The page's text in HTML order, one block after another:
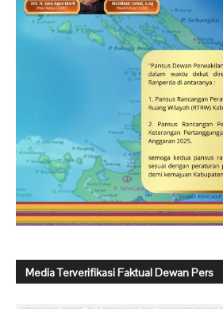
Media Terverifikasi Faktual Dewan Pers